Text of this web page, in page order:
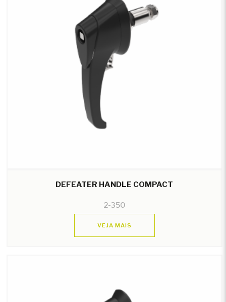
DEFEATER HANDLE COMPACT
2-350
VEJA MAIS